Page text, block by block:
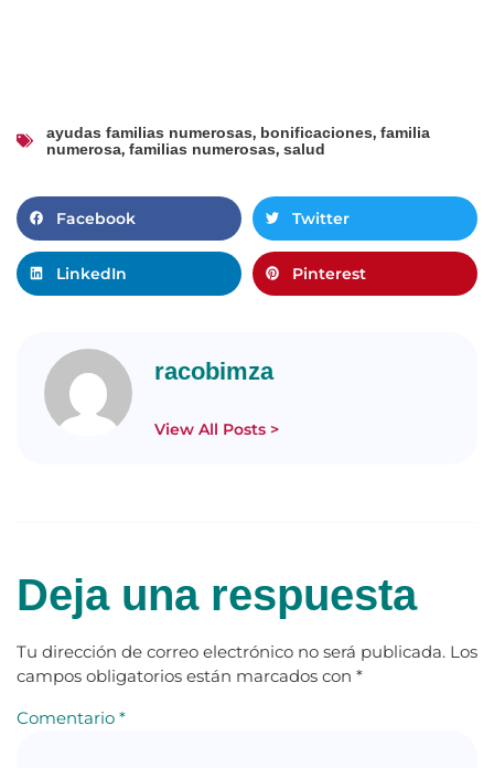
ayudas familias numerosas, bonificaciones, familia
numerosa, familias numerosas, salud
Facebook Twitter
LinkedIn Pinterest
racobimza
View All Posts >
Deja una respuesta
Tu dirección de correo electrónico no será publicada. Los
campos obligatorios están marcados con *
Comentario *